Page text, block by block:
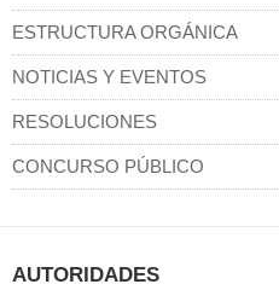
ESTRUCTURA ORGÁNICA
NOTICIAS Y EVENTOS
RESOLUCIONES
CONCURSO PÚBLICO
AUTORIDADES